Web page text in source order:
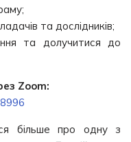
та дослідників;
та долучитися до
Zoom:
більше про одну з